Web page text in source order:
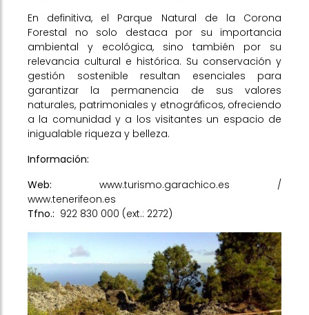
En definitiva, el Parque Natural de la Corona
Forestal no solo destaca por su importancia
ambiental y ecológica, sino también por su
relevancia cultural e histórica. Su conservación y
gestión sostenible resultan esenciales para
garantizar la permanencia de sus valores
naturales, patrimoniales y etnográficos, ofreciendo
a la comunidad y a los visitantes un espacio de
inigualable riqueza y belleza.
Información:
Web:
www.turismo.garachico.es /
www.tenerifeon.es
Tfno.: 922 830 000 (ext.: 2272)